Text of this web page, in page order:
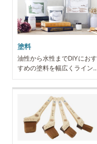
塗料
油性から水性までDIYにおす
すめの塗料を幅広くライン
ナップ